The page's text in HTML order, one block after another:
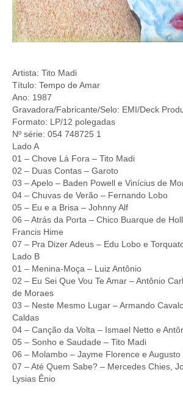
Artista: Tito Madi
Título: Tempo de Amar
Ano: 1987
Gravadora/Fabricante/Selo: EMI/Deck
Formato: LP/12 polegadas
Nº série: 054 748725 1
Lado A
01 – Chove Lá Fora – Tito Madi
02 – Duas Contas – Garoto
03 – Apelo – Baden Powell e Vinícius de
04 – Chuvas de Verão – Fernando Lobo
05 – Eu e a Brisa – Johnny Alf
06 – Atrás da Porta – Chico Buarque de
Francis Hime
07 – Pra Dizer Adeus – Edu Lobo e
Lado B
01 – Menina-Moça – Luiz Antônio
02 – Eu Sei Que Vou Te Amar – Antônio
de Moraes
03 – Neste Mesmo Lugar – Armando
Caldas
04 – Canção da Volta – Ismael Netto e
05 – Sonho e Saudade – Tito Madi
06 – Molambo – Jayme Florence e Augusto
07 – Até Quem Sabe? – Mercedes Chies,
Lysias Ênio